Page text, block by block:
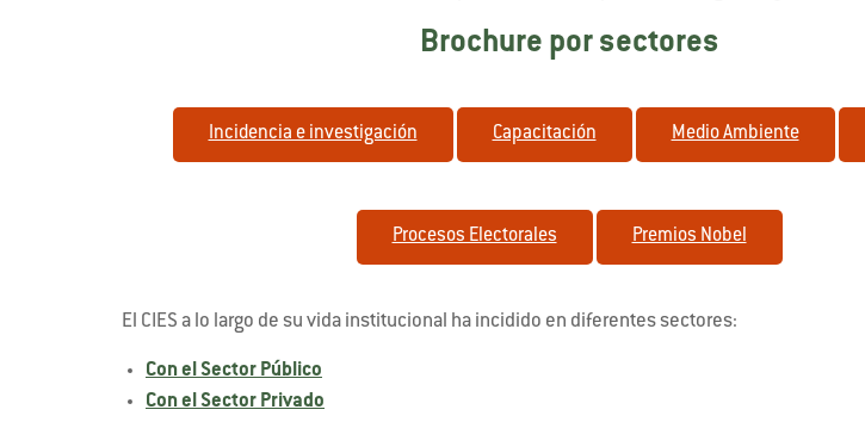
Brochure por sectores
Incidencia e investigación Capacitación Medio Ambiente
Procesos Electorales Premios Nobel
El CIES a lo largo de su vida institucional ha incidido en diferentes sectores:
Con el Sector Público
Con el Sector Privado